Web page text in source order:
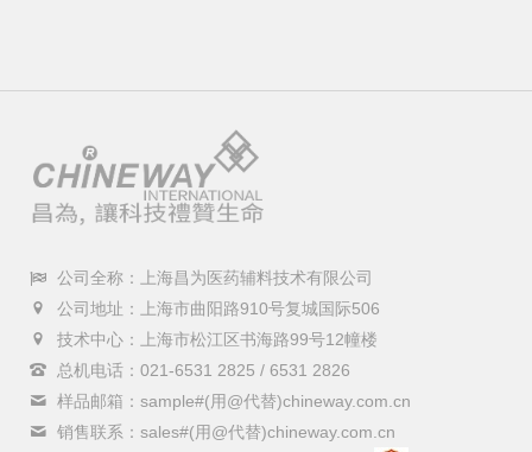
公司全称：上海昌为医药辅料技术有限公司
公司地址：上海市曲阳路910号复城国际506
技术中心：上海市松江区书海路99号12幢楼
总机电话：021-6531 2825 / 6531 2826
样品邮箱：sample#(用@代替)chineway.com.cn
销售联系：sales#(用@代替)chineway.com.cn